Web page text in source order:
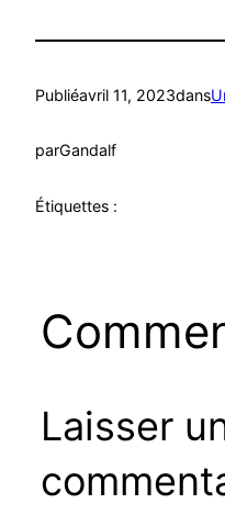
Publiéavril 11, 2023dans
parGandalf
Étiquettes :
Laisser